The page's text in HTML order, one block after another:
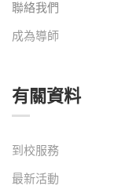
聯絡我們
成為導師
有關資料
到校服務
最新活動